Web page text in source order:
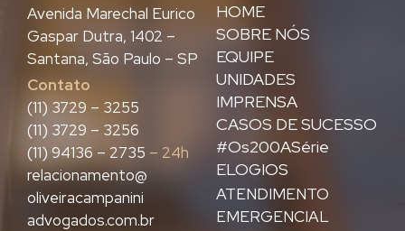
HOME
SOBRE NÓS
EQUIPE
UNIDADES
IMPRENSA
CASOS DE SUCESSO
#Os200ASérie
ELOGIOS
ATENDIMENTO
EMERGENCIAL
Avenida Marechal Eurico
Gaspar Dutra, 1402 –
Santana, São Paulo – SP
Contato
(11) 3729 – 3255
(11) 3729 – 3256
(11) 94136 – 2735 – 24h
relacionamento@
oliveiracampanini
advogados.com.br